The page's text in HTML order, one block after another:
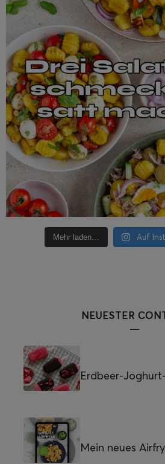
Mehr laden… Auf
NEUESTER
Erdbeer-
Mein neues